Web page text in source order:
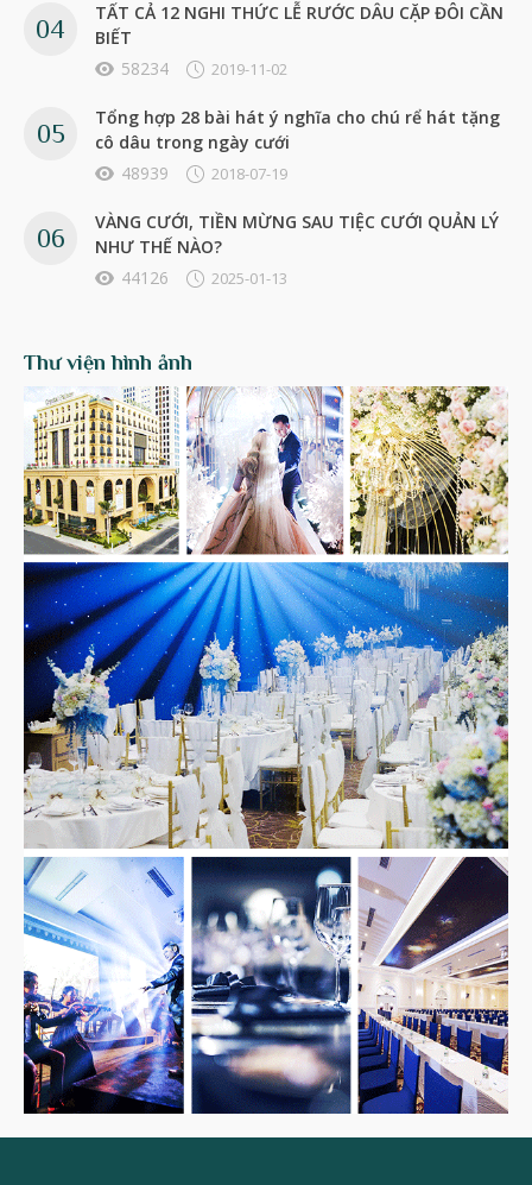
TẤT CẢ 12 NGHI THỨC LỄ RƯỚC DÂU CẶP ĐÔI CẦN
BIẾT
58234
2019-11-02
Tổng hợp 28 bài hát ý nghĩa cho chú rể hát tặng
cô dâu trong ngày cưới
48939
2018-07-19
VÀNG CƯỚI, TIỀN MỪNG SAU TIỆC CƯỚI QUẢN LÝ
NHƯ THẾ NÀO?
44126
2025-01-13
Thư viện hình ảnh